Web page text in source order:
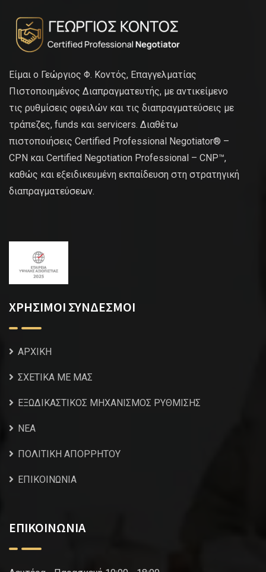
Είμαι ο Γεώργιος Φ. Κοντός, Επαγγελματίας
Πιστοποιημένος Διαπραγματευτής, με αντικείμενο
τις ρυθμίσεις οφειλών και τις διαπραγματεύσεις με
τράπεζες, funds και servicers. Διαθέτω
πιστοποιήσεις Certified Professional Negotiator® –
CPN και Certified Negotiation Professional – CNP™,
καθώς και εξειδικευμένη εκπαίδευση στη στρατηγική
διαπραγματεύσεων.
ΧΡΗΣΙΜΟΙ ΣΥΝΔΕΣΜΟΙ
ΑΡΧΙΚΗ
ΣΧΕΤΙΚΑ ΜΕ ΜΑΣ
ΕΞΩΔΙΚΑΣΤΙΚΟΣ ΜΗΧΑΝΙΣΜΟΣ ΡΥΘΜΙΣΗΣ
NEA
ΠΟΛΙΤΙΚΗ ΑΠΟΡΡΗΤΟΥ
ΕΠΙΚΟΙΝΩΝΙΑ
ΕΠΙΚΟΙΝΩΝΙΑ